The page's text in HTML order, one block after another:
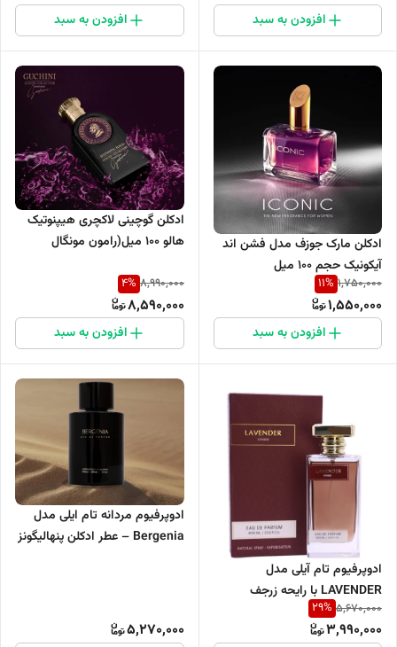
افزودن به سبد افزودن به سبد
ادکلن مارک جوزف مدل فشن اند
آیکونیک حجم 100 میل
1,750,000
11%
1,550,000
افزودن به سبد
ادکلن گوچینی لاکچری هیپنوتیک
هالو ۱۰۰ میل(رامون مونگال
8,990,000
4%
8,590,000
افزودن به سبد
ادوپرفیوم تام آیلی مدل
LAVENDER با رایحه زرجف
الکساندریا حجم 100 میلی لیتر
5,670,000
29%
3,990,000
ادوپرفیوم مردانه تام ایلی مدل
Bergenia – عطر ادکلن پنهالیگونز
5,270,000